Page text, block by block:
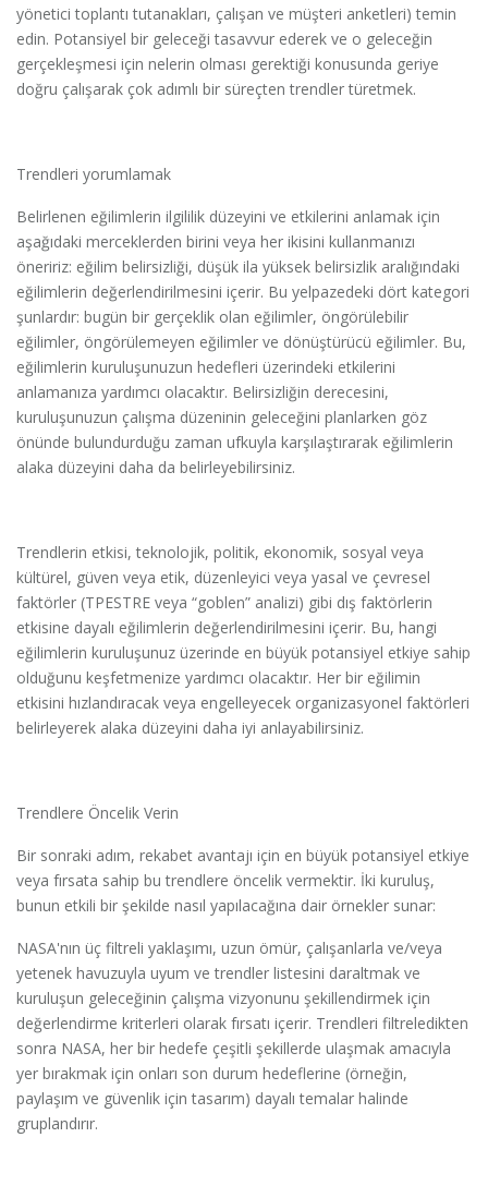
yönetici toplantı tutanakları, çalışan ve müşteri anketleri) temin
edin. Potansiyel bir geleceği tasavvur ederek ve o geleceğin
gerçekleşmesi için nelerin olması gerektiği konusunda geriye
doğru çalışarak çok adımlı bir süreçten trendler türetmek.
Trendleri yorumlamak
Belirlenen eğilimlerin ilgililik düzeyini ve etkilerini anlamak için
aşağıdaki merceklerden birini veya her ikisini kullanmanızı
öneririz: eğilim belirsizliği, düşük ila yüksek belirsizlik aralığındaki
eğilimlerin değerlendirilmesini içerir. Bu yelpazedeki dört kategori
şunlardır: bugün bir gerçeklik olan eğilimler, öngörülebilir
eğilimler, öngörülemeyen eğilimler ve dönüştürücü eğilimler. Bu,
eğilimlerin kuruluşunuzun hedefleri üzerindeki etkilerini
anlamanıza yardımcı olacaktır. Belirsizliğin derecesini,
kuruluşunuzun çalışma düzeninin geleceğini planlarken göz
önünde bulundurduğu zaman ufkuyla karşılaştırarak eğilimlerin
alaka düzeyini daha da belirleyebilirsiniz.
Trendlerin etkisi, teknolojik, politik, ekonomik, sosyal veya
kültürel, güven veya etik, düzenleyici veya yasal ve çevresel
faktörler (TPESTRE veya “goblen” analizi) gibi dış faktörlerin
etkisine dayalı eğilimlerin değerlendirilmesini içerir. Bu, hangi
eğilimlerin kuruluşunuz üzerinde en büyük potansiyel etkiye sahip
olduğunu keşfetmenize yardımcı olacaktır. Her bir eğilimin
etkisini hızlandıracak veya engelleyecek organizasyonel faktörleri
belirleyerek alaka düzeyini daha iyi anlayabilirsiniz.
Trendlere Öncelik Verin
Bir sonraki adım, rekabet avantajı için en büyük potansiyel etkiye
veya fırsata sahip bu trendlere öncelik vermektir. İki kuruluş,
bunun etkili bir şekilde nasıl yapılacağına dair örnekler sunar:
NASA'nın üç filtreli yaklaşımı, uzun ömür, çalışanlarla ve/veya
yetenek havuzuyla uyum ve trendler listesini daraltmak ve
kuruluşun geleceğinin çalışma vizyonunu şekillendirmek için
değerlendirme kriterleri olarak fırsatı içerir. Trendleri filtreledikten
sonra NASA, her bir hedefe çeşitli şekillerde ulaşmak amacıyla
yer bırakmak için onları son durum hedeflerine (örneğin,
paylaşım ve güvenlik için tasarım) dayalı temalar halinde
gruplandırır.